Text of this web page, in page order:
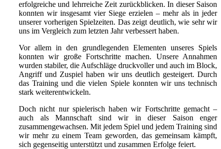
erfolgreiche und lehrreiche Zeit zurückblicken. In dieser Saison
konnten wir insgesamt vier Siege erzielen – mehr als in jeder
unserer vorherigen Spielzeiten. Das zeigt deutlich, wie sehr wir
uns im Vergleich zum letzten Jahr verbessert haben.
Vor allem in den grundlegenden Elementen unseres Spiels
konnten wir große Fortschritte machen. Unsere Annahmen
wurden stabiler, die Aufschläge druckvoller und auch im Block,
Angriff und Zuspiel haben wir uns deutlich gesteigert. Durch
das Training und die vielen Spiele konnten wir uns technisch
stark weiterentwickeln.
Doch nicht nur spielerisch haben wir Fortschritte gemacht –
auch als Mannschaft sind wir in dieser Saison enger
zusammengewachsen. Mit jedem Spiel und jedem Training sind
wir mehr zu einem Team geworden, das gemeinsam kämpft,
sich gegenseitig unterstützt und zusammen Erfolge feiert.